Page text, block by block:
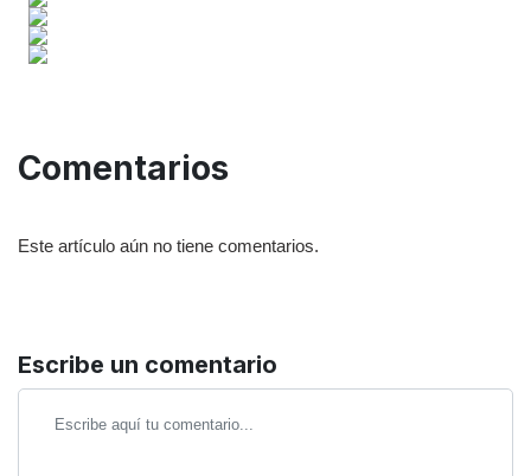
Comentarios
Este artículo aún no tiene comentarios.
Escribe un comentario